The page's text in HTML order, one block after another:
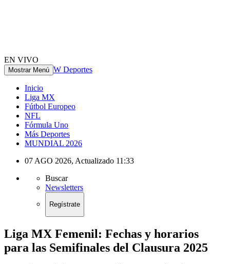
EN VIVO
Mostrar Menú W Deportes
Inicio
Liga MX
Fútbol Europeo
NFL
Fórmula Uno
Más Deportes
MUNDIAL 2026
07 AGO 2026, Actualizado 11:33
Buscar
Newsletters
Regístrate
Liga MX Femenil: Fechas y horarios
para las Semifinales del Clausura 2025